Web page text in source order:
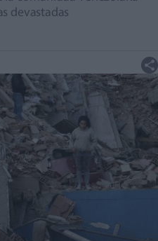
devastadas